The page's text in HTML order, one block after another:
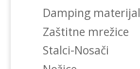
Damping materijal
Zaštitne mrežice
Stalci-Nosači